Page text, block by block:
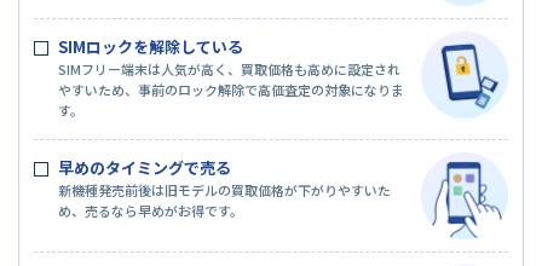
SIMロックを解除している
SIMフリー端末は人気が高く、買取価格も高めに設定され
やすいため、事前のロック解除で高価査定の対象になりま
す。
早めのタイミングで売る
新機種発売前後は旧モデルの買取価格が下がりやすいた
め、売るなら早めがお得です。